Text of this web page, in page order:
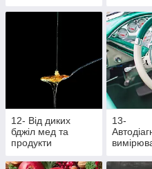
12- Від диких
бджіл мед та
продукти
13-